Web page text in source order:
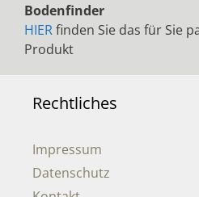
Bodenfinder
HIERfinden Sie das für Sie
Produkt
Rechtliches
Impressum
Datenschutz